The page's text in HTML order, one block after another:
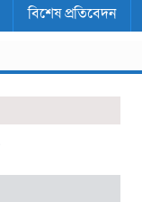
বিশেষ প্রতিবেদন